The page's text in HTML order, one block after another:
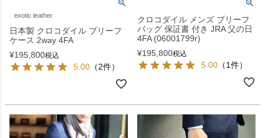
exotic leather
日本製 クロコダイル ブリーフ
ケース 2way 4FA
¥195,800税込
5.00 （2件）
クロコダイル メンズ ブリーフ
バッグ 保証書 付き JRA 父の日
4FA (06001799r)
¥195,800税込
5.00 （1件）